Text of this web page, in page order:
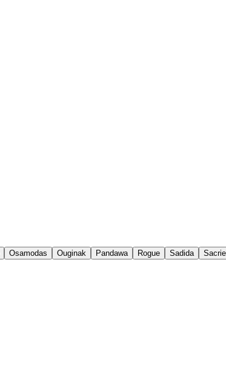
Osamodas Ouginak Pandawa Rogue Sadida